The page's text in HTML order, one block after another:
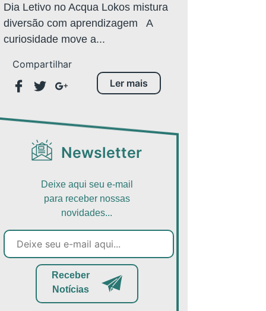
Dia Letivo no Acqua Lokos mistura
diversão com aprendizagem A
curiosidade move a...
Compartilhar
Ler mais
Newsletter
Deixe aqui seu e-mail
para receber nossas
novidades...
Receber
Notícias